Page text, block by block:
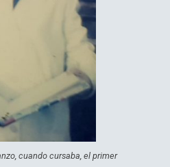
cuando cursaba, el primer